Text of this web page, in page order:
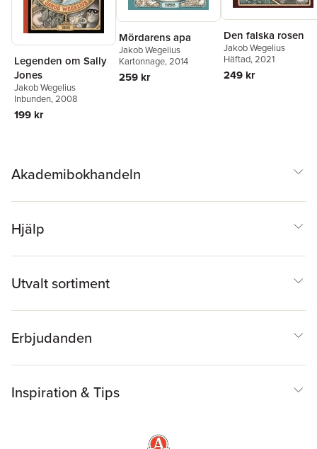
Legenden om Sally
Jones
Jakob Wegelius
Inbunden, 2008
199 kr
Mördarens apa
Jakob Wegelius
Kartonnage, 2014
259 kr
Den falska rosen
Jakob Wegelius
Häftad, 2021
249 kr
Akademibokhandeln
Hjälp
Utvalt sortiment
Erbjudanden
Inspiration & Tips